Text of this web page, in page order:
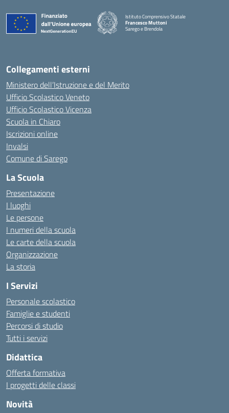
Istituto Comprensivo Statale
Francesco Muttoni
Sarego e Brendola
— Visita la pagina iniziale della scuola
Collegamenti esterni
Ministero dell’Istruzione e del Merito
Ufficio Scolastico Veneto
Ufficio Scolastico Vicenza
Scuola in Chiaro
Iscrizioni online
Invalsi
Comune di Sarego
La Scuola
Presentazione
I luoghi
Le persone
I numeri della scuola
Le carte della scuola
Organizzazione
La storia
I Servizi
Personale scolastico
Famiglie e studenti
Percorsi di studio
Tutti i servizi
Didattica
Offerta formativa
I progetti delle classi
Novità